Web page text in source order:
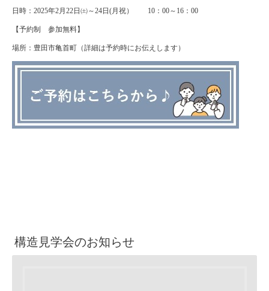
日時：2025年2月22日㈯～24日(月祝） 10：00～16：00
【予約制 参加無料】
場所：豊田市亀首町（詳細は予約時にお伝えします）
構造見学会のお知らせ